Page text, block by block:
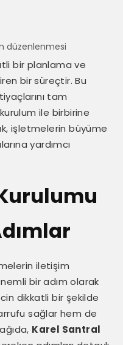
düzenlenmesi
bir planlama ve
bir süreçtir. Bu
tam
ile birbirine
işletmelerin büyüme
yardımcı
iletişim
bir adım olarak
dikkatli bir şekilde
sağlar hem de
Karel Santral